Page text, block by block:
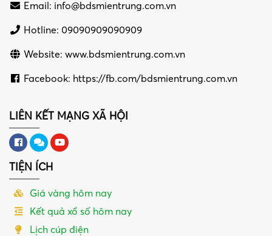
Email: info@bdsmientrung.com.vn
Hotline: 09090909090909
Website: www.bdsmientrung.com.vn
Facebook: https://fb.com/bdsmientrung.com.vn
LIÊN KẾT MẠNG XÃ HỘI
TIỆN ÍCH
Giá vàng hôm nay
Kết quả xổ số hôm nay
Lịch cúp điện